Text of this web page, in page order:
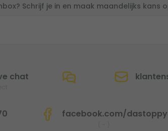
Schrijf je in en maak maandelijks kans
chat
facebook.com/dastoppy